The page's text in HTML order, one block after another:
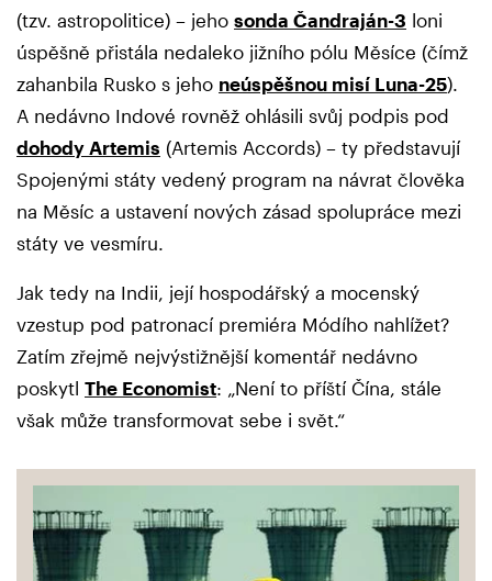
(tzv. astropolitice) – jeho sonda Čandraján-3 loni
úspěšně přistála nedaleko jižního pólu Měsíce (čímž
zahanbila Rusko s jeho neúspěšnou misí Luna-25).
A nedávno Indové rovněž ohlásili svůj podpis pod
dohody Artemis (Artemis Accords) – ty představují
Spojenými státy vedený program na návrat člověka
na Měsíc a ustavení nových zásad spolupráce mezi
státy ve vesmíru.
Jak tedy na Indii, její hospodářský a mocenský
vzestup pod patronací premiéra Módího nahlížet?
Zatím zřejmě nejvýstižnější komentář nedávno
poskytl The Economist: „Není to příští Čína, stále
však může transformovat sebe i svět.“